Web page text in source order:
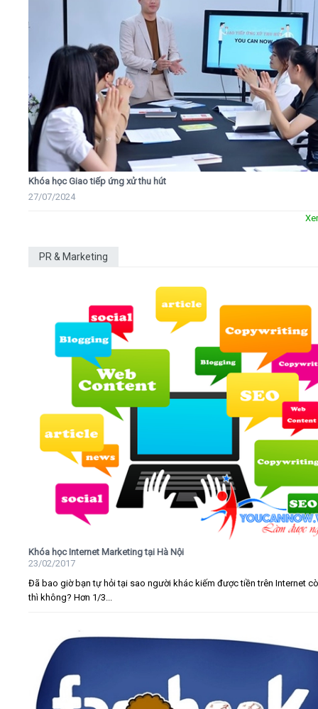
Khóa học Giao tiếp ứng xử thu hút
27/07/2024
PR & Marketing
Khóa học Internet Marketing tại Hà Nội
23/02/2017
Đã bao giờ bạn tự hỏi tại sao người khác kiếm được tiền trên Internet
thì không? Hơn 1/3...